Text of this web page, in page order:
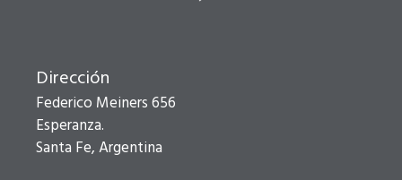
Dirección
Federico Meiners 656
Esperanza.
Santa Fe, Argentina